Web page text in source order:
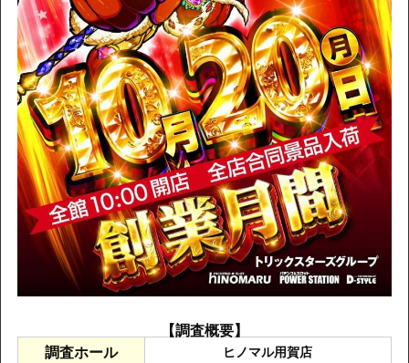
【調査概要】
調査ホール
ヒノマル用賀店